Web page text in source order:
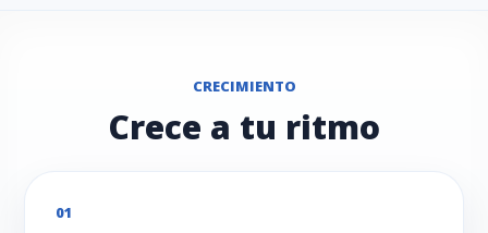
CRECIMIENTO
Crece a tu ritmo
01